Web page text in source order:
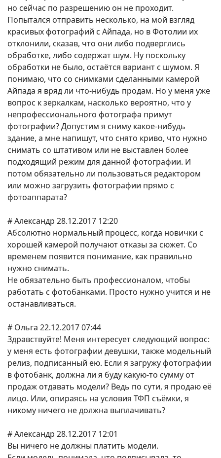
но сейчас по разрешению он не проходит.
Попытался отправить несколько, на мой взгляд
красивых фотографий с Айпада, но в Фотолии их
отклонили, сказав, что они либо подверглись
обработке, либо содержат шум. Ну поскольку
обработки не было, остаётся вариант с шумом. Я
понимаю, что со снимками сделанными камерой
Айпада я вряд ли что-нибудь продам. Но у меня уже
вопрос к зеркалкам, насколько вероятно, что у
непрофессионального фотографа примут
фотографии? Допустим я сниму какое-нибудь
здание, а мне напишут, что снято криво, что нужно
снимать со штативом или не выставлен более
подходящий режим для данной фотографии. И
потом обязательно ли пользоваться редактором
или можно загрузить фотографии прямо с
фотоаппарата?
# Александр 28.12.2017 12:20
Абсолютно нормальный процесс, когда новички с
хорошей камерой получают отказы за сюжет. Со
временем появится понимание, как правильно
нужно снимать.
Не обязательно быть профессионалом, чтобы
работать с фотобанками. Просто нужно учится и не
останавливаться.
# Ольга 22.12.2017 07:44
Здравствуйте! Меня интересует следующий вопрос:
у меня есть фотографии девушки, также модельный
релиз, подписанный ею. Если я загружу фотографии
в фотобанк, должна ли я буду какую-то сумму от
продаж отдавать модели? Ведь по сути, я продаю её
лицо. Или, опираясь на условия ТФП съёмки, я
никому ничего не должна выплачивать?
# Александр 28.12.2017 12:01
Вы ничего не должны платить модели.